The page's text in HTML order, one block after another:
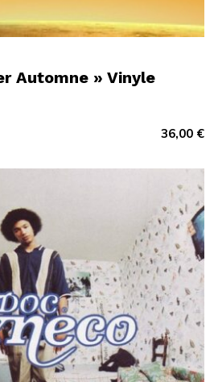
Automne » Vinyle
36,00 €